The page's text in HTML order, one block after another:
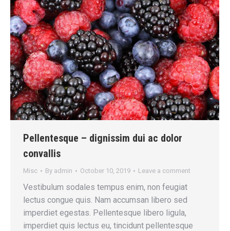
Pellentesque – dignissim dui ac dolor
convallis
Misc By admin October 10, 2019 Leave a comment
Vestibulum sodales tempus enim, non feugiat
lectus congue quis. Nam accumsan libero sed
imperdiet egestas. Pellentesque libero ligula,
imperdiet quis lectus eu, tincidunt pellentesque